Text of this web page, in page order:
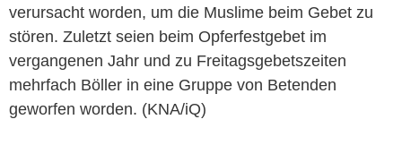
verursacht worden, um die Muslime beim Gebet zu
stören. Zuletzt seien beim Opferfestgebet im
vergangenen Jahr und zu Freitagsgebetszeiten
mehrfach Böller in eine Gruppe von Betenden
geworfen worden. (KNA/iQ)